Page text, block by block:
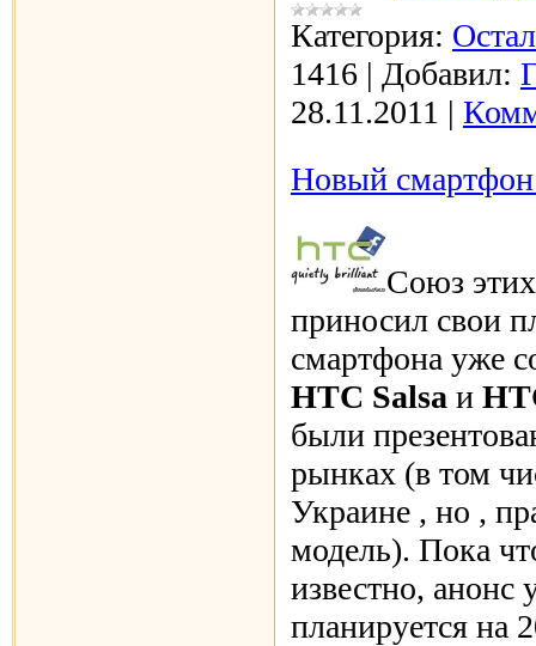
Категория:
1416 | Добавил:
28.11.2011 |
Новый
Союз
приносил свои
смартфона уже
HTC Salsa и
были
рынках (в том
Украине , но ,
модель). Пока
известно, анонс
планируется на